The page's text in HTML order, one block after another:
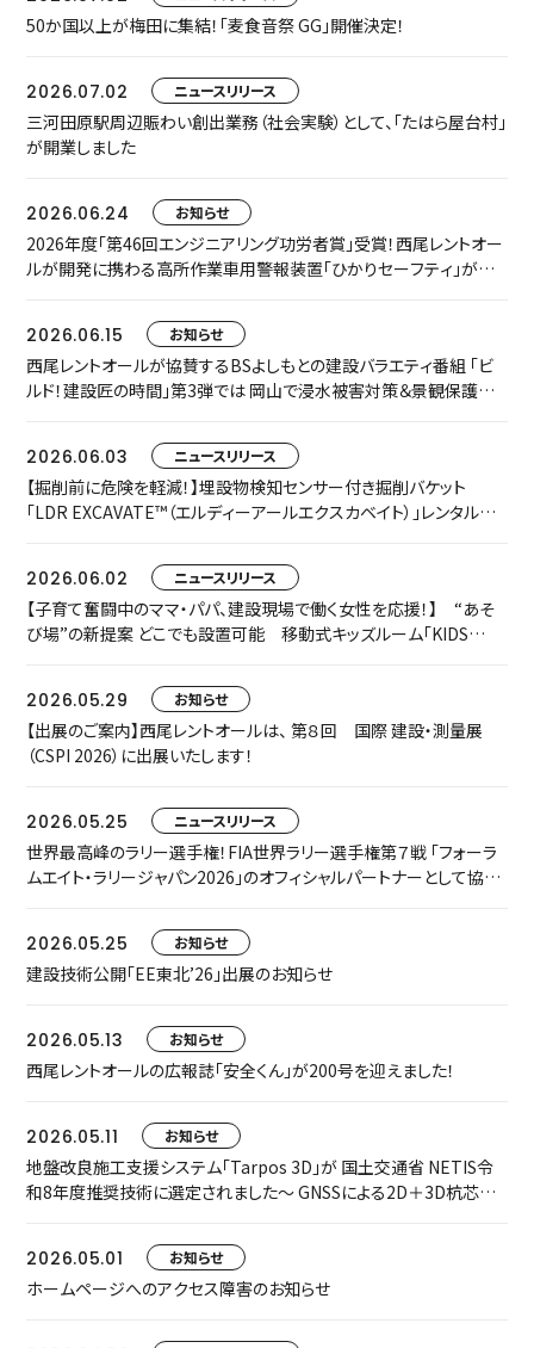
50か国以上が梅田に集結！「麦食音祭 GG」開催決定！
2026.07.02 ニュースリリース
三河田原駅周辺賑わい創出業務（社会実験）として、「たはら屋台村」
が開業しました
2026.06.24 お知らせ
2026年度「第46回エンジニアリング功労者賞」受賞！西尾レントオー
ルが開発に携わる高所作業車用警報装置「ひかりセーフティ」が中
2026.06.15
お知らせ
西尾レントオールが協賛するBSよしもとの建設バラエティ番組 「ビ
ルド！建設匠の時間」第3弾では 岡山で浸水被害対策＆景観保護共
2026.06.03
ニュースリリース
【掘削前に危険を軽減！】埋設物検知センサー付き掘削バケット
「LDR EXCAVATE™（エルディーアールエクスカベイト）」レンタルを
2026.06.02
ニュースリリース
【子育て奮闘中のママ・パパ、建設現場で働く女性を応援！】 “あそ
び場”の新提案 どこでも設置可能 移動式キッズルーム「KIDS
2026.05.29
お知らせ
【出展のご案内】西尾レントオールは、 第８回 国際 建設・測量展
（CSPI 2026）に出展いたします！
2026.05.25 ニュースリリース
世界最高峰のラリー選手権！FIA世界ラリー選手権第７戦 「フォーラ
ムエイト・ラリージャパン2026」のオフィシャルパートナーとして協賛
2026.05.25
お知らせ
建設技術公開「EE東北’26」出展のお知らせ
2026.05.13 お知らせ
西尾レントオールの広報誌「安全くん」が200号を迎えました！
2026.05.11 お知らせ
地盤改良施工支援システム「Tarpos 3D」が 国土交通省 NETIS令
和8年度推奨技術に選定されました～ GNSSによる2D＋3D杭芯誘
2026.05.01
お知らせ
ホームページへのアクセス障害のお知らせ